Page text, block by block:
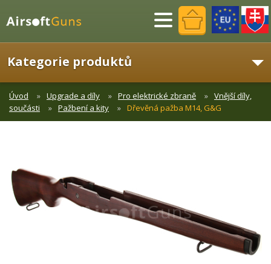
Menu
Kategorie produktů
Úvod Upgrade a díly Pro elektrické zbraně
Vnější díly,
součásti
Pažbení a kity Dřevěná pažba M14, G&G